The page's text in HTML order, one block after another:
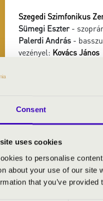
Consent
uses cookies
to personalise
about your use of our site
that you’ve
Szegedi Szimfonikus
Sümegi Eszter-
Palerdi András -
vezényel: Kovács János
Liszt: Prométheusz
Wagner: Előjáték és
operából
Wagner: Előjáték és
Liszt Ferenc: Tasso